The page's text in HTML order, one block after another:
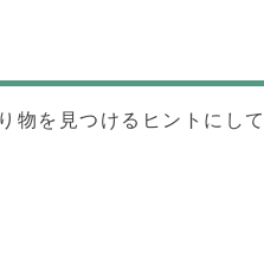
物を見つけるヒントにして